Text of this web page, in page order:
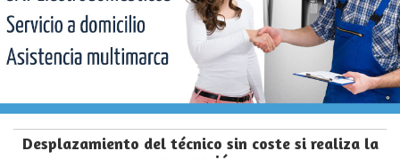
Desplazamiento del técnico sin coste si realiza la